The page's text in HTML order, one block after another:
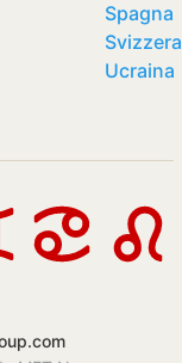
Spagna
Svizzera
Ucraina